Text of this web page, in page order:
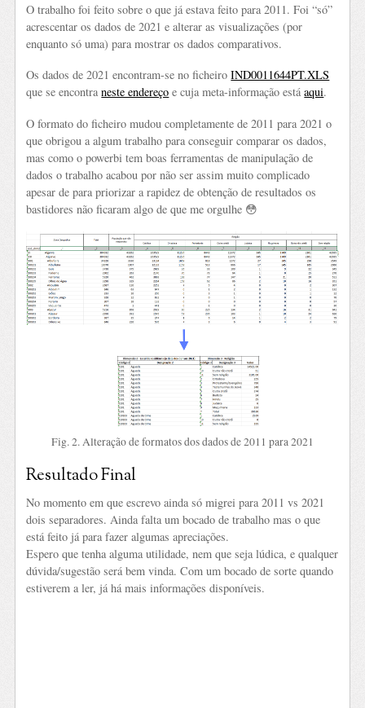
O trabalho foi feito sobre o que já estava feito para 2011. Foi “só”
acrescentar os dados de 2021 e alterar as visualizações (por
enquanto só uma) para mostrar os dados comparativos.
Os dados de 2021 encontram-se no ficheiroIND0011644PT.XLS
que se encontraneste endereço e cuja meta-informação estáaqui.
O formato do ficheiro mudou completamente de 2011 para 2021 o
que obrigou a algum trabalho para conseguir comparar os dados,
mas como o powerbi tem boas ferramentas de manipulação de
dados o trabalho acabou por não ser assim muito complicado
apesar de para priorizar a rapidez de obtenção de resultados os
bastidores não ficaram algo de que me orgulhe 😳
Fig. 2. Alteração de formatos dos dados de 2011 para 2021
Resultado Final
No momento em que escrevo ainda só migrei para 2011 vs 2021
dois separadores. Ainda falta um bocado de trabalho mas o que
está feito já para fazer algumas apreciações.
Espero que tenha alguma utilidade, nem que seja lúdica, e qualquer
dúvida/sugestão será bem vinda. Com um bocado de sorte quando
estiverem a ler, já há mais informações disponíveis.